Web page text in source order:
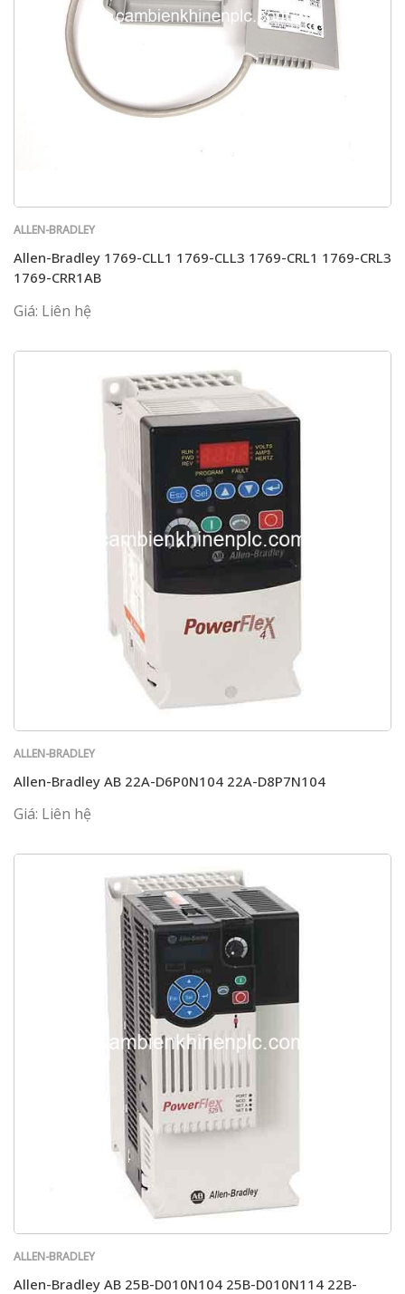
ALLEN-BRADLEY
Allen-Bradley 1769-CLL1 1769-CLL3 1769-CRL1 1769-CRL3
1769-CRR1AB
Giá: Liên hệ
ALLEN-BRADLEY
Allen-Bradley AB 22A-D6P0N104 22A-D8P7N104
Giá: Liên hệ
ALLEN-BRADLEY
Allen-Bradley AB 25B-D010N104 25B-D010N114 22B-